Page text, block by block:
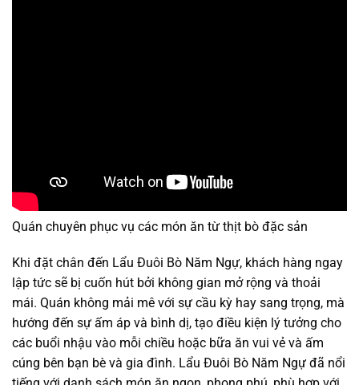
Quán chuyên phục vụ các món ăn từ thịt bò đặc sản
Khi đặt chân đến Lẩu Đuôi Bò Năm Ngự, khách hàng ngay
lập tức sẽ bị cuốn hút bởi không gian mở rộng và thoải
mái. Quán không mải mê với sự cầu kỳ hay sang trọng, mà
hướng đến sự ấm áp và bình dị, tạo điều kiện lý tưởng cho
các buổi nhậu vào mỗi chiều hoặc bữa ăn vui vẻ và ấm
cúng bên bạn bè và gia đình. Lẩu Đuôi Bò Năm Ngự đã nổi